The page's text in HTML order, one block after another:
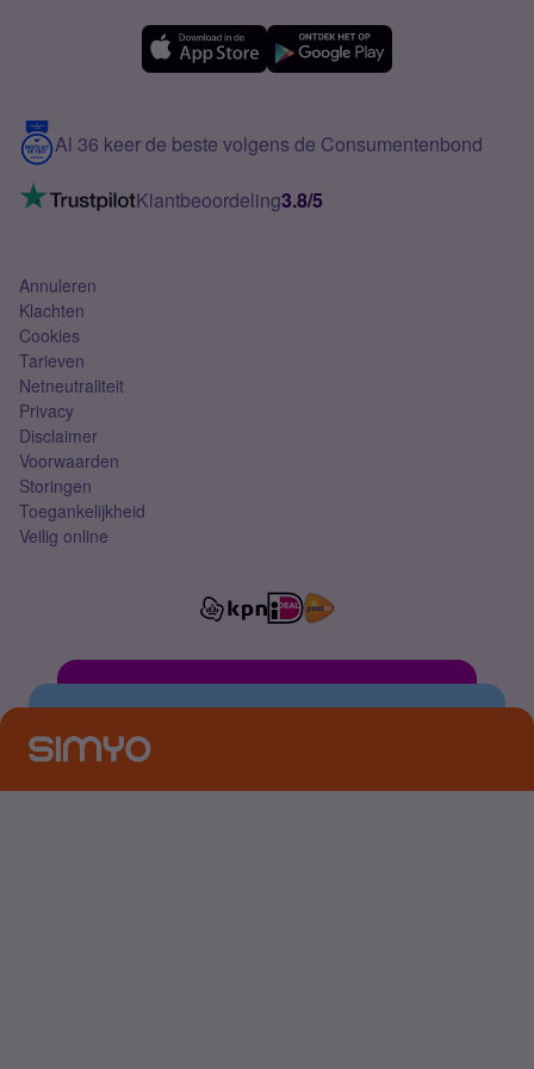
Meerdere nummers
5G internet
Mobiel internet
Mobiel abonnement
Contact
VoLTE 4G bellen
Al 36 keer de beste volgens de Consumentenbond
Klantbeoordeling3.8/5
Annuleren
Klachten
Cookies
Tarieven
Netneutraliteit
Privacy
Disclaimer
Voorwaarden
Storingen
Toegankelijkheid
Veilig online